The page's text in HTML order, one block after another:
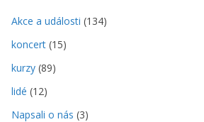
Akce a události (134)
koncert (15)
kurzy (89)
lidé (12)
Napsali o nás (3)